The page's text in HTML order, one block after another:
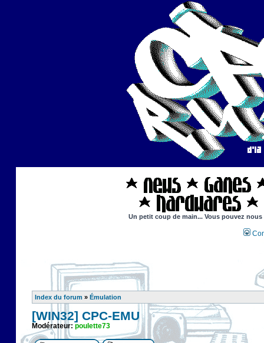
Un petit coup de main... Vous pouvez
Index du forum » Émulation
[WIN32] CPC-EMU
Modérateur: poulette73